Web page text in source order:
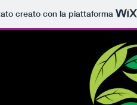
creato con la piattaforma